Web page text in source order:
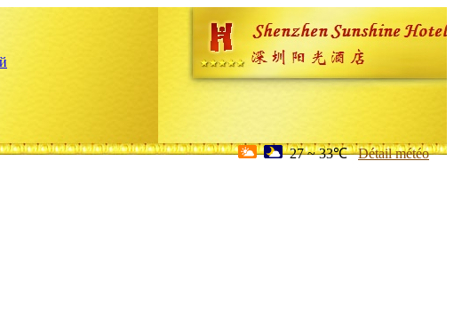
27 ~ 33℃ Détail météo